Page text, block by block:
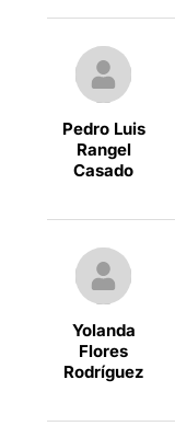
Pedro Luis
Rangel
Casado
Yolanda
Flores
Rodríguez